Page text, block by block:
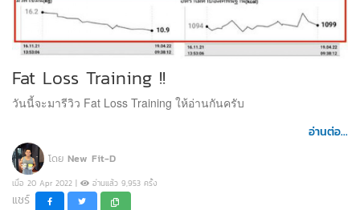
Fat Loss Training !!
วันนี้จะมารีวิว Fat Loss Training ให้อ่านกันครับ
อ่านต่อ...
โดย New Fit-D
เมื่อ 20 Apr 2022 | อ่านแล้ว 9,953 ครั้ง
แชร์